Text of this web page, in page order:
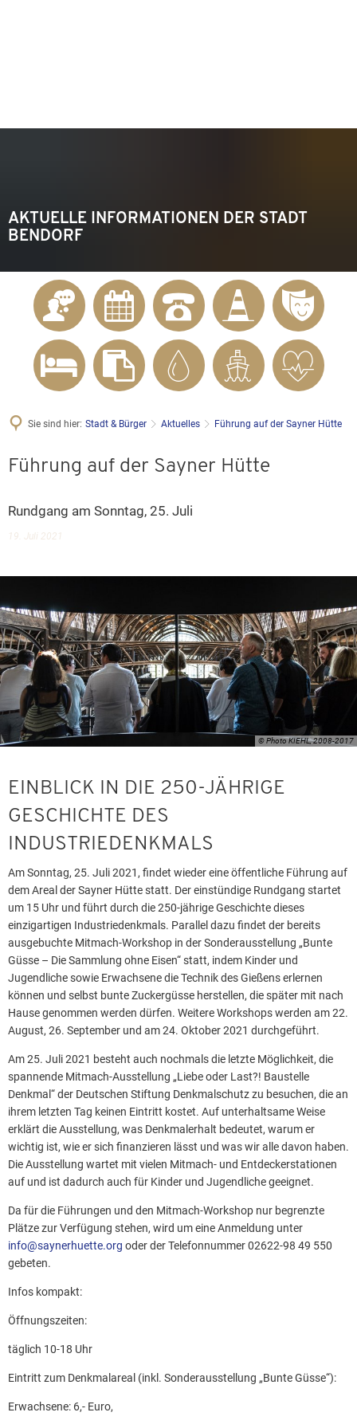
AKTUELLE INFORMATIONEN DER STADT
BENDORF
Sie sind hier: Stadt & Bürger Aktuelles Führung auf der Sayner Hütte
Führung auf der Sayner Hütte
Rundgang am Sonntag, 25. Juli
19. Juli 2021
© Photo KIEHL, 2008-2017
EINBLICK IN DIE 250-JÄHRIGE
GESCHICHTE DES
INDUSTRIEDENKMALS
Am Sonntag, 25. Juli 2021, findet wieder eine öffentliche Führung auf
dem Areal der Sayner Hütte statt. Der einstündige Rundgang startet
um 15 Uhr und führt durch die 250-jährige Geschichte dieses
einzigartigen Industriedenkmals. Parallel dazu findet der bereits
ausgebuchte Mitmach-Workshop in der Sonderausstellung „Bunte
Güsse – Die Sammlung ohne Eisen“ statt, indem Kinder und
Jugendliche sowie Erwachsene die Technik des Gießens erlernen
können und selbst bunte Zuckergüsse herstellen, die später mit nach
Hause genommen werden dürfen. Weitere Workshops werden am 22.
August, 26. September und am 24. Oktober 2021 durchgeführt.
Am 25. Juli 2021 besteht auch nochmals die letzte Möglichkeit, die
spannende Mitmach-Ausstellung „Liebe oder Last?! Baustelle
Denkmal“ der Deutschen Stiftung Denkmalschutz zu besuchen, die an
ihrem letzten Tag keinen Eintritt kostet. Auf unterhaltsame Weise
erklärt die Ausstellung, was Denkmalerhalt bedeutet, warum er
wichtig ist, wie er sich finanzieren lässt und was wir alle davon haben.
Die Ausstellung wartet mit vielen Mitmach- und Entdeckerstationen
auf und ist dadurch auch für Kinder und Jugendliche geeignet.
Da für die Führungen und den Mitmach-Workshop nur begrenzte
Plätze zur Verfügung stehen, wird um eine Anmeldung unter
info@saynerhuette.org oder der Telefonnummer 02622-98 49 550
gebeten.
Infos kompakt:
Öffnungszeiten:
täglich 10-18 Uhr
Eintritt zum Denkmalareal (inkl. Sonderausstellung „Bunte Güsse“):
Erwachsene: 6,- Euro,